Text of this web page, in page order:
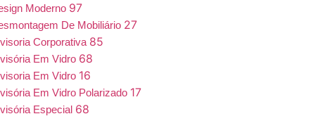
Moderno 97
De Mobiliário 27
Corporativa 85
Em Vidro 68
Em Vidro 16
Em Vidro Polarizado 17
Especial 68